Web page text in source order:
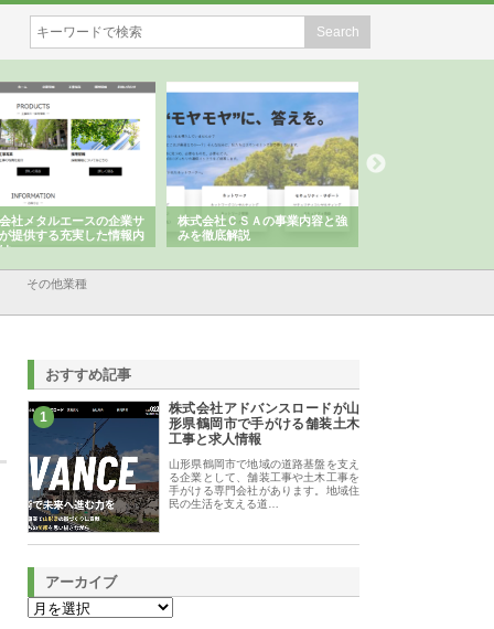
社メタルエースの企業サ
提供する充実した情報内
株式会社ＣＳＡの事業内容と強
みを徹底解説
その他業種
おすすめ記事
1
株式会社アドバンスロードが山
形県鶴岡市で手がける舗装土木
工事と求人情報
山形県鶴岡市で地域の道路基盤を支え
る企業として、舗装工事や土木工事を
手がける専門会社があります。地域住
民の生活を支える道…
アーカイブ